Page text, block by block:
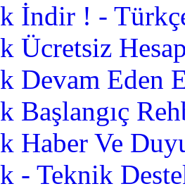
İndir ! -
Ücretsiz
Devam Eden
Başlangıç
Haber Ve
- Teknik